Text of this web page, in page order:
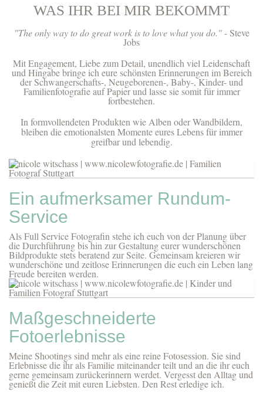
WAS IHR BEI MIR BEKOMMT
"The only way to do great work is to love what you do."- Steve
Jobs
Mit Engagement, Liebe zum Detail, unendlich viel Leidenschaft
und Hingabe bringe ich eure schönsten Erinnerungen im Bereich
der Schwangerschafts-, Neugeborenen-, Baby-, Kinder- und
Familienfotografie auf Papier und lasse sie somit für immer
fortbestehen.
In formvollendeten Produkten wie Alben oder Wandbildern,
bleiben die emotionalsten Momente eures Lebens für immer
greifbar und lebendig.
Ein aufmerksamer Rundum-
Service
Als Full Service Fotografin stehe ich euch von der Planung über
die Durchführung bis hin zur Gestaltung eurer wunderschönen
Bildprodukte stets beratend zur Seite. Gemeinsam kreieren wir
wunderschöne und zeitlose Erinnerungen die euch ein Leben lang
Freude bereiten werden.
Maßgeschneiderte
Fotoerlebnisse
Meine Shootings sind mehr als eine reine Fotosession. Sie sind
Erlebnisse die ihr als Familie miteinander teilt und an die ihr euch
gerne gemeinsam zurückerinnern werdet. Vergesst den Alltag und
genießt die Zeit mit euren Liebsten. Den Rest erledige ich.